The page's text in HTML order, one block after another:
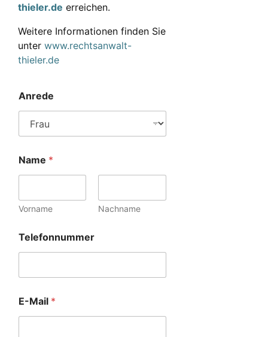
thieler.de erreichen.
Weitere Informationen finden Sie
unter www.rechtsanwalt-
thieler.de
Anrede
Name *
Vorname Nachname
Telefonnummer
E-Mail *